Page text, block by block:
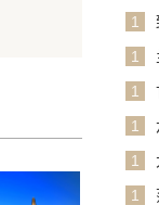
1
1
1
1
1
1